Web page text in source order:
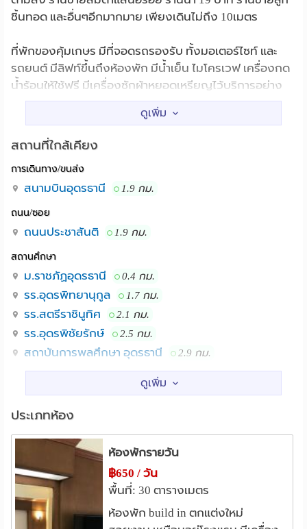
ชิ้นทอด และอื่นๆอีกมากมาย เพียงเดินไม่ถึง 10เมตร
ที่พักของคุ้มเกษร มีที่จอดรถรองรับ ทั้งมอเตอร์ไซท์ และ
รถยนต์ มีลิฟท์ขึ้นถึงห้องพัก มีน้ำเย็น ไมโครเวฟ เครื่องกด
น้ำร้อนให้ใช้ฟรี มีเครื่องซักผ้าหยอดเหรียญไว้บริการอย่าง
พอเพียง Free Wifi internet ความเร็วสูง สงบ ปลอดภัย
ด้วยคนดูแลตลอด 24 ชั่วโมง และกล้องวงจรปิด ทำให้คุณ
สบายใจในการพักผ่อน อากาศดี
ห้องพัก build in ตกแต่งใหม่ สวยงาม เหมือนอยู่โรงแรม มี
เครื่องปรับอากาศ เครื่องทำน้ำอุ่น ทีวีจอแบน และเคเบิล
นอนพักได้อย่างเพลิดเพลิน
โทรจองได้ตลอด 24 ชั่วโมง 042 110454 ห้องมีจำนวนจำกัด
ค่ะ :)
สถานที่ใกล้เคียง :มหาวิทยาลัยราชภัฏอุดรธานี Mini Big C Seven
Eleven Udon Hi Tech Night Bazaar วิทยาลัยสารพัดช่าง
โรงเรียนช่างกล
สถานที่ใกล้เคียง
การเดินทาง/ขนส่ง
สนามบินอุดรธานี 1.9 กม.
ถนน/ซอย
ถนนประชาสันติ 1.9 กม.
สถานศึกษา
ม.ราชภัฏอุดรธานี 0.4 กม.
รร.อุดรพิทยานุกูล 1.7 กม.
รร.สตรีราชินูทิศ 2.1 กม.
รร.อุดรพิชัยรักษ์ 2.5 กม.
สถาบันการพลศึกษา อุดรธานี 2.9 กม.
วิทยาลัยสันตพล 3.9 กม.
แหล่งช๊อปปิ้ง
เซ็นทรัลพลาซา อุดรธานี
เทสโก้โลตัส(ยูดี ทาวน์) 1.5 กม.
เทสโก้โลตัส(นาดี อุดรธานี) 5.0 กม.
โรงพยาบาล
รพ.กรุงเทพอุดร 1.8 กม. รพ.อุดรธานี
ประเภทห้อง
ห้องพักรายวัน
฿650 / วัน
พื้นที่: 30 ตารางเมตร
ห้องพัก build in ตกแต่งใหม่